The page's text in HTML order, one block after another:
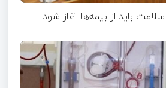
باید از بیمه‌ها آغاز شود